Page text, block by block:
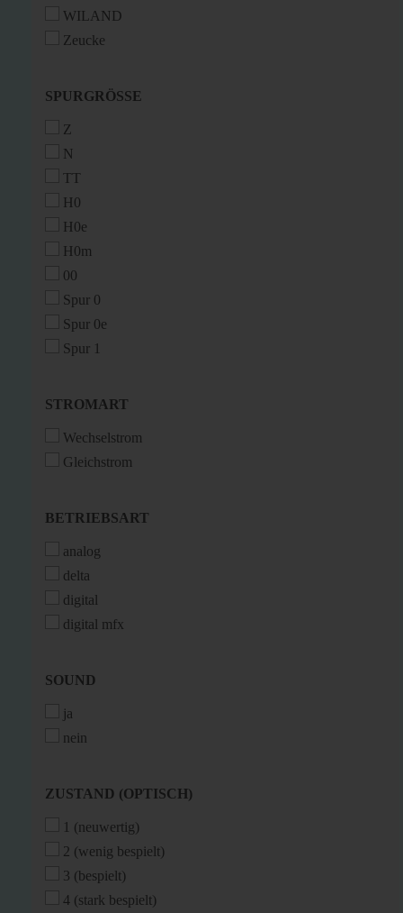
WILAND
Zeucke
SPURGRÖSSE
SPURGRÖSSE
Z
N
TT
H0
H0e
H0m
00
Spur 0
Spur 0e
Spur 1
STROMART
STROMART
Wechselstrom
Gleichstrom
BETRIEBSART
BETRIEBSART
analog
delta
digital
digital mfx
SOUND
SOUND
ja
nein
ZUSTAND
ZUSTAND (OPTISCH)
1 (neuwertig)
2 (wenig bespielt)
3 (bespielt)
4 (stark bespielt)